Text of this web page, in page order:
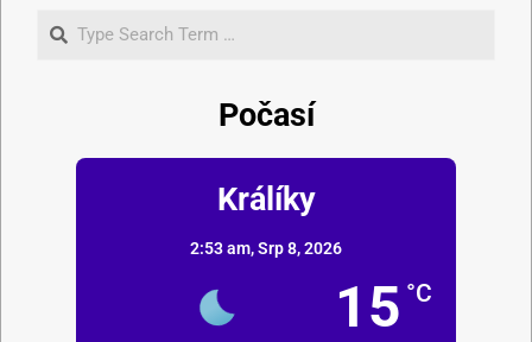
Počasí
Králíky
2:53 am,Srp 8, 2026
15 °C